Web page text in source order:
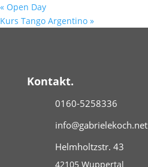
« Open Day
Kurs Tango Argentino »
Kontakt.
0160-5258336
info@gabrielekoch.net
Helmholtzstr. 43
42105 Wuppertal